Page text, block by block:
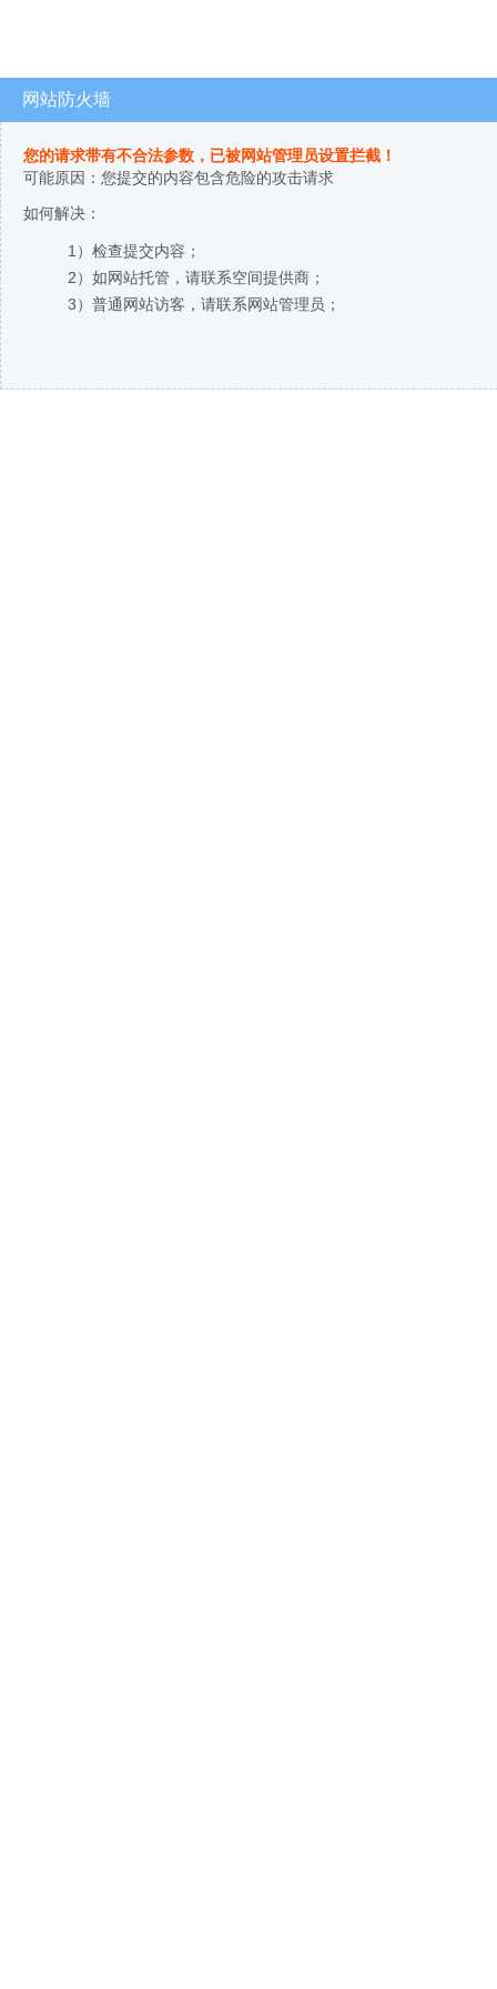
网站防火墙
您的请求带有不合法参数，已被网站管理员设置拦截！
可能原因：您提交的内容包含危险的攻击请求
如何解决：
1）检查提交内容；
2）如网站托管，请联系空间提供商；
3）普通网站访客，请联系网站管理员；